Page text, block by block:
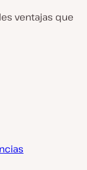
ventajas que